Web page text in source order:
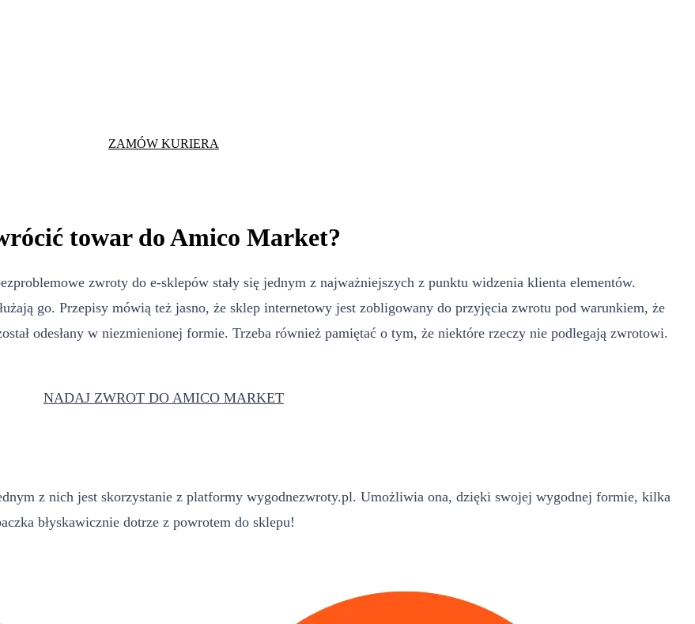
ZAMÓW KURIERA
towar do Amico Market?
zwroty do e-sklepów stały się jednym z najważniejszych z punktu widzenia klienta elementów.
go. Przepisy mówią też jasno, że sklep internetowy jest zobligowany do przyjęcia zwrotu pod warunkiem, że
odesłany w niezmienionej formie. Trzeba również pamiętać o tym, że niektóre rzeczy nie podlegają zwrotowi.
NADAJ ZWROT DO AMICO MARKET
z nich jest skorzystanie z platformy wygodnezwroty.pl. Umożliwia ona, dzięki swojej wygodnej formie, kilka
błyskawicznie dotrze z powrotem do sklepu!